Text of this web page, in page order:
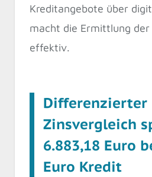
Kreditangebote über
macht die Ermittlung der
effektiv.
Differenzierter
Zinsvergleich
6.883,18 Euro
Euro Kredit